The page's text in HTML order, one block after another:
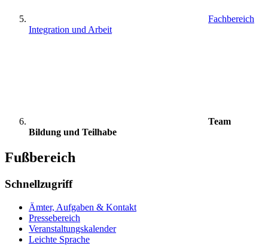
Fachbereich
Integration und Arbeit
Team
Bildung und Teilhabe
Fußbereich
Schnellzugriff
Ämter, Aufgaben & Kontakt
Pressebereich
Veranstaltungskalender
Leichte Sprache